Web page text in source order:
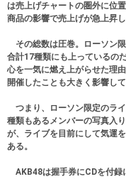
は売上げチャートの圏外に位
商品の影響で売上げが急上昇
その総数は圧巻。ローソン
合計17種類にも上っているの
心を一気に燃え上がらせた理
開催したことも大きく影響し
つまり、ローソン限定のラ
種類もあるメンバーの写真入
が、ライブを目前にして気運
ある。
AKB48は握手券にCDを付録